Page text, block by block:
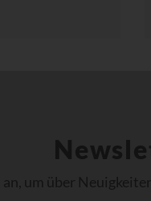
um über